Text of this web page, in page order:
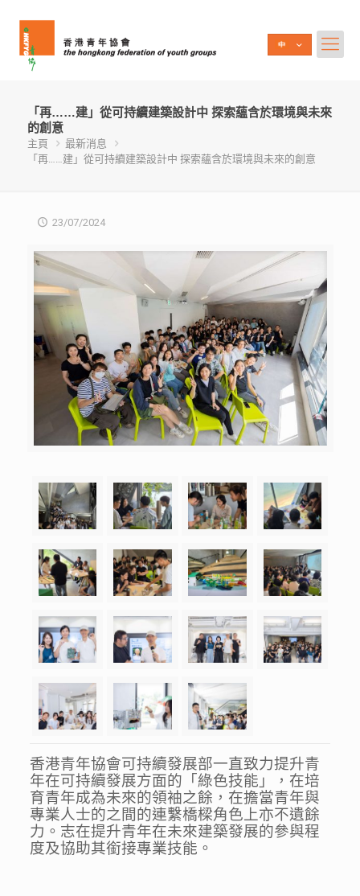
「再……建」從可持續建築設計中 探索蘊含於環境與未來
的創意
主頁
最新消息
「再……建」從可持續建築設計中 探索蘊含於環境與未來的創意
23/07/2024
香港青年協會可持續發展部一直致力提升青
年在可持續發展方面的「綠色技能」，在培
育青年成為未來的領袖之餘，在擔當青年與
專業人士的之間的連繫橋樑角色上亦不遺餘
力。志在提升青年在未來建築發展的參與程
度及協助其銜接專業技能。